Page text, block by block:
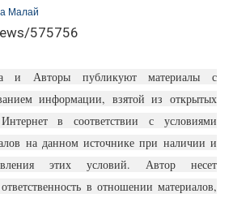
Малай
575756
и Авторы публикуют материалы с
информации, взятой из открытых
в соответствии с условиями
на данном источнике при наличии и
этих условий. Автор несет
в отношении материалов,